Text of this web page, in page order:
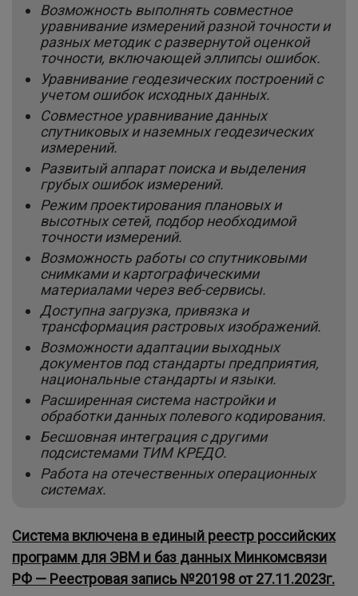
Возможность выполнять совместное
уравнивание измерений разной точности и
разных методик с развернутой оценкой
точности, включающей эллипсы ошибок.
Уравнивание геодезических построений с
учетом ошибок исходных данных.
Совместное уравнивание данных
спутниковых и наземных геодезических
измерений.
Развитый аппарат поиска и выделения
грубых ошибок измерений.
Режим проектирования плановых и
высотных сетей, подбор необходимой
точности измерений.
Возможность работы со спутниковыми
снимками и картографическими
материалами через веб-сервисы.
Доступна загрузка, привязка и
трансформация растровых изображений.
Возможности адаптации выходных
документов под стандарты предприятия,
национальные стандарты и языки.
Расширенная система настройки и
обработки данных полевого кодирования.
Бесшовная интеграция с другими
подсистемами ТИМ КРЕДО.
Работа на отечественных операционных
системах.
Система включена в единый реестр российских
программ для ЭВМ и баз данных Минкомсвязи
РФ — Реестровая запись №20198 от 27.11.2023г.